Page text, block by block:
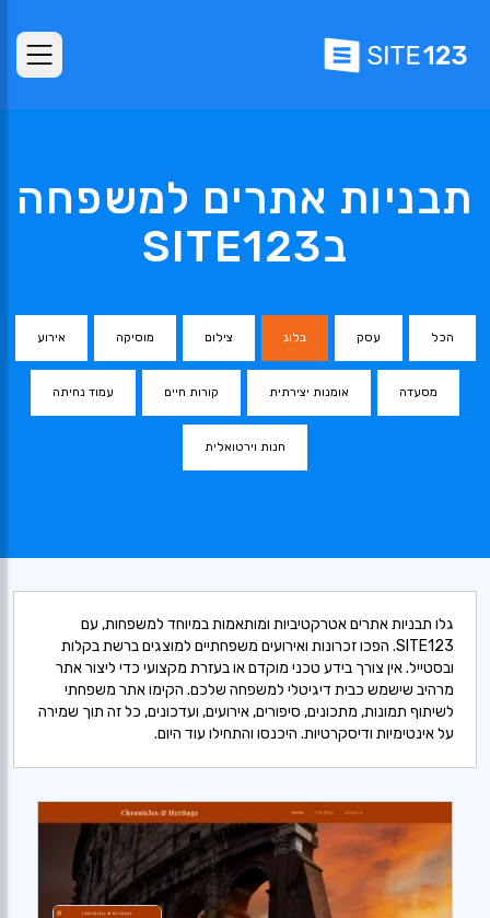
תבניות אתרים למשפחה
בSITE123
הכל עסק בלוג צילום מוסיקה אירוע
מסעדה אומנות יצירתית קורות חיים עמוד נחיתה
חנות וירטואלית
גלו תבניות אתרים אטרקטיביות ומותאמות במיוחד למשפחות, עם
SITE123. הפכו זכרונות ואירועים משפחתיים למוצגים ברשת בקלות
ובסטייל. אין צורך בידע טכני מוקדם או בעזרת מקצועי כדי ליצור אתר
מרהיב שישמש כבית דיגיטלי למשפחה שלכם. הקימו אתר משפחתי
לשיתוף תמונות, מתכונים, סיפורים, אירועים, ועדכונים, כל זה תוך שמירה
על אינטימיות ודיסקרטיות. היכנסו והתחילו עוד היום.